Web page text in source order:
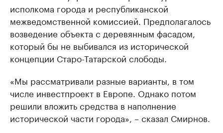
исполкома города и республиканской
межведомственной комиссией. Предполагалось
возведение объекта с деревянным фасадом,
который бы не выбивался из исторической
концепции Старо-Татарской слободы.
«Мы рассматривали разные варианты, в том
числе инвестпроект в Европе. Однако потом
решили вложить средства в наполнение
исторической части города», – сказал Смирнов.